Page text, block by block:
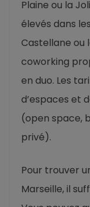
Plaine ou la
élevés dans
Castellane ou
coworking
en duo. Les
d’espaces et
(open space,
privé).
Pour trouver
Marseille, il